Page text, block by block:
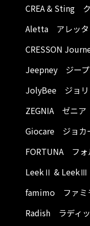
CREA & Sting
Aletta アレッタ
CRESSON
Jeepney ジープ
JolyBee ジョリ
ZEGNIA ゼニア
Giocare ジョカ
FORTUNA フォ
LeekⅡ & LeekⅢ
famimo ファミ
Radish ラディ